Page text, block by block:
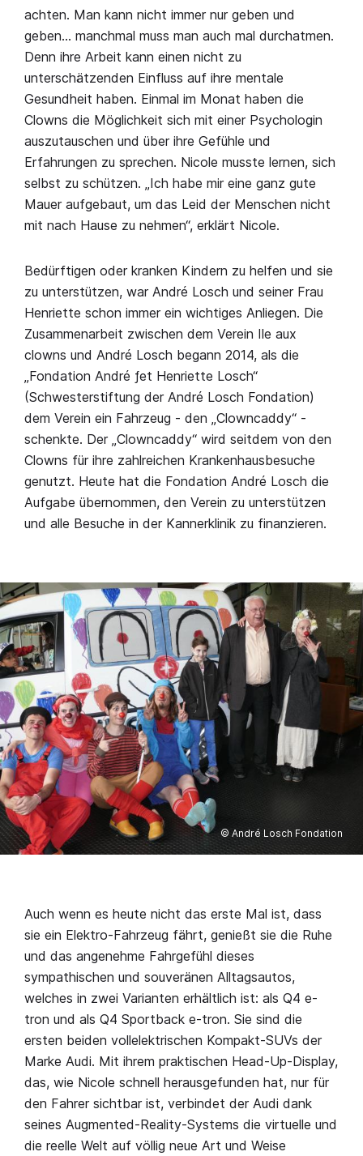
achten. Man kann nicht immer nur geben und
geben… manchmal muss man auch mal durchatmen.
Denn ihre Arbeit kann einen nicht zu
unterschätzenden Einfluss auf ihre mentale
Gesundheit haben. Einmal im Monat haben die
Clowns die Möglichkeit sich mit einer Psychologin
auszutauschen und über ihre Gefühle und
Erfahrungen zu sprechen. Nicole musste lernen, sich
selbst zu schützen. „Ich habe mir eine ganz gute
Mauer aufgebaut, um das Leid der Menschen nicht
mit nach Hause zu nehmen“, erklärt Nicole.
Bedürftigen oder kranken Kindern zu helfen und sie
zu unterstützen, war André Losch und seiner Frau
Henriette schon immer ein wichtiges Anliegen. Die
Zusammenarbeit zwischen dem Verein Ile aux
clowns und André Losch begann 2014, als die
„Fondation André ƒet Henriette Losch“
(Schwesterstiftung der André Losch Fondation)
dem Verein ein Fahrzeug - den „Clowncaddy“ -
schenkte. Der „Clowncaddy“ wird seitdem von den
Clowns für ihre zahlreichen Krankenhausbesuche
genutzt. Heute hat die Fondation André Losch die
Aufgabe übernommen, den Verein zu unterstützen
und alle Besuche in der Kannerklinik zu finanzieren.
© André Losch Fondation
Auch wenn es heute nicht das erste Mal ist, dass
sie ein Elektro-Fahrzeug fährt, genießt sie die Ruhe
und das angenehme Fahrgefühl dieses
sympathischen und souveränen Alltagsautos,
welches in zwei Varianten erhältlich ist: als Q4 e-
tron und als Q4 Sportback e-tron. Sie sind die
ersten beiden vollelektrischen Kompakt-SUVs der
Marke Audi. Mit ihrem praktischen Head-Up-Display,
das, wie Nicole schnell herausgefunden hat, nur für
den Fahrer sichtbar ist, verbindet der Audi dank
seines Augmented-Reality-Systems die virtuelle und
die reelle Welt auf völlig neue Art und Weise